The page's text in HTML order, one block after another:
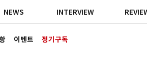
이벤트 정기구독
NEWS INTERVIEW